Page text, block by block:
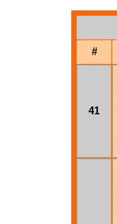
#
41